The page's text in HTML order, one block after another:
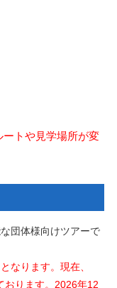
トや見学場所が変
団体様向けツアーで
なります。現在、
おります。2026年12